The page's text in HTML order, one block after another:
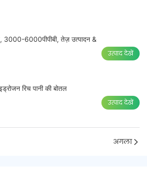
3000-6000पीपीबी, तेज़ उत्पादन &
उत्पाद देखें
रिच पानी की बोतल
उत्पाद देखें
अगला